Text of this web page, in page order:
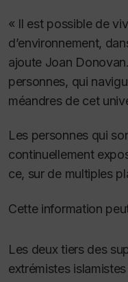
« Il est possible de
d’environnement,
ajoute Joan
personnes, qui
méandres de cet
Les personnes qui
continuellement
ce, sur de multiples
Cette information
Les deux tiers des
extrémistes